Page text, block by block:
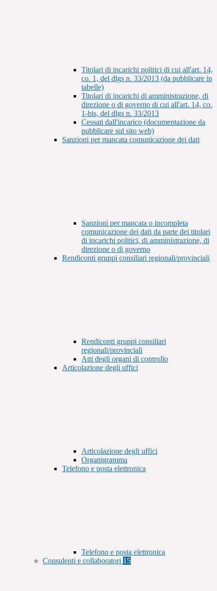
Titolari di incarichi politici di cui all'art. 14,
co. 1, del dlgs n. 33/2013 (da pubblicare in
tabelle)
Titolari di incarichi di amministrazione, di
direzione o di governo di cui all'art. 14, co.
1-bis, del dlgs n. 33/2013
Cessati dall'incarico (documentazione da
pubblicare sul sito web)
Sanzioni per mancata comunicazione dei dati
Sanzioni per mancata o incompleta
comunicazione dei dati da parte dei titolari
di incarichi politici, di amministrazione, di
direzione o di governo
Rendiconti gruppi consiliari regionali/provinciali
Rendiconti gruppi consiliari
regionali/provinciali
Atti degli organi di controllo
Articolazione degli uffici
Articolazione degli uffici
Organigramma
Telefono e posta elettronica
Telefono e posta elettronica
Consulenti e collaboratori 15